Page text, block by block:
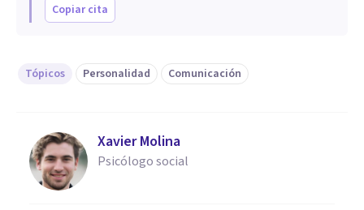
Copiar cita
Tópicos Personalidad Comunicación
Xavier Molina
Psicólogo social